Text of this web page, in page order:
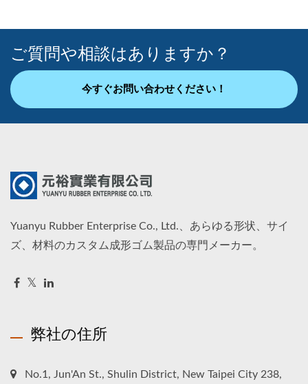
ご質問や相談はありますか？
今すぐお問い合わせください！
Yuanyu Rubber Enterprise Co., Ltd.、あらゆる形状、サイ
ズ、材料のカスタム成形ゴム製品の専門メーカー。
弊社の住所
No.1, Jun'An St., Shulin District, New Taipei City 238,